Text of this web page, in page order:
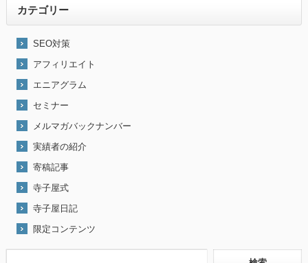
カテゴリー
SEO対策
アフィリエイト
エニアグラム
セミナー
メルマガバックナンバー
実績者の紹介
寄稿記事
寺子屋式
寺子屋日記
限定コンテンツ